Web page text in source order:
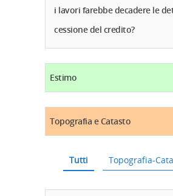
i lavori farebbe decadere le
cessione del credito?
Estimo
Topografia e Catasto
Tutti Topografia-